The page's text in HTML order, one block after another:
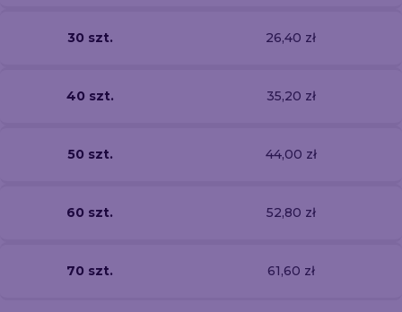
30 szt. 26,40 zł
40 szt. 35,20 zł
50 szt. 44,00 zł
60 szt. 52,80 zł
70 szt. 61,60 zł